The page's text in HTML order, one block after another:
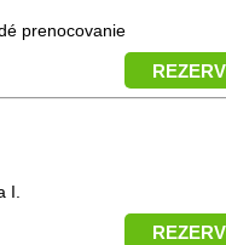
prenocovanie
I.